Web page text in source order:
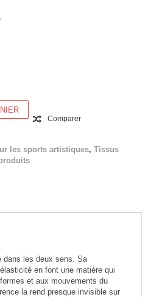
Comparer
les sports artistiques, Tissus
dans les deux sens. Sa
en font une matière qui
et aux mouvements du
la rend presque invisible sur